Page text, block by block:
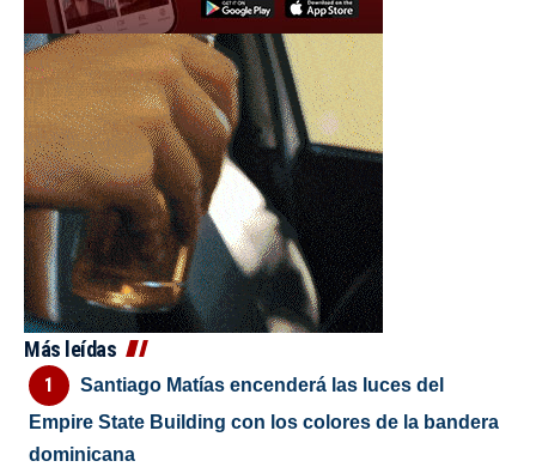
Más leídas
Santiago Matías encenderá las luces del
Empire State Building con los colores de la bandera
dominicana